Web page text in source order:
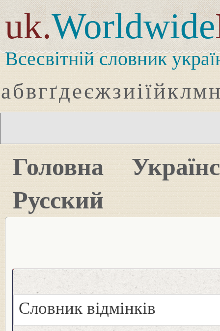
uk.Worldwide
Всесвітній словник
абвгґдеєжзиіїйклмн
Головна
Русский
Словник відмінків